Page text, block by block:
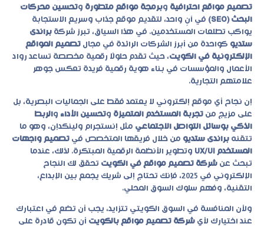
تصميم مواقع احترافية وبرمجة مواقع متطورة وتحسين محركات
البحث (SEO)
في آنٍ واحد، لتقديم موقع جذاب وسريع الاستجابة
يواكب تطلعات المستخدمين. في هذا السياق، تبرز شركة براندى
ستديو كواحدة من أبرز الشركات الرائدة في مجال تصميم المواقع
الإلكترونية في الكويت، حيث تقدم حلولًا رقمية مخصصة تساعد رواد
الأعمال والمؤسسات في بناء هوية رقمية فريدة تعكس جوهر
علامتهم التجارية.
إن نجاح أي موقع إلكتروني لا يعتمد فقط على الجماليات البصرية، بل
على مزيج من تجربة المستخدم المتميزة وتحسين الأداء والربط
الذكي بوسائل التواصل الاجتماعي مثل إنستجرام ولينكدإن، وهو ما
تتقنه براندى ستديو من خلال فريقها المتخصص في تصميم واجهات
المستخدم UX/UI
وتطوير الأنظمة الرقمية المبتكرة. لذلك، عندما
تبحث عن شركة تصميم مواقع في الكويت تحقق لك النجاح
الإلكتروني في 2025، فإنك تحتاج إلى شريك يجمع بين الإبداع،
التقنية، وفهم سلوك السوق المحلي.
ولأن المنافسة في السوق الكويتي تتزايد، يجب أن تضع في اعتبارك
عند اختيارك لأي شركة تصميم مواقع بالكويت أن تكون قادرة على